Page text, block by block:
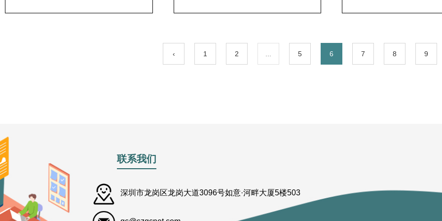
‹ 1 2 ... 5 6 7 8 9
联系我们
深圳市龙岗区龙岗大道3096号如意·河畔大厦5楼503